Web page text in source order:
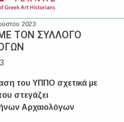
2023
ΤΟΝ ΣΥΛΛΟΓΟ
του ΥΠΠΟ σχετικά με
στεγάζει
Αρχαιολόγων